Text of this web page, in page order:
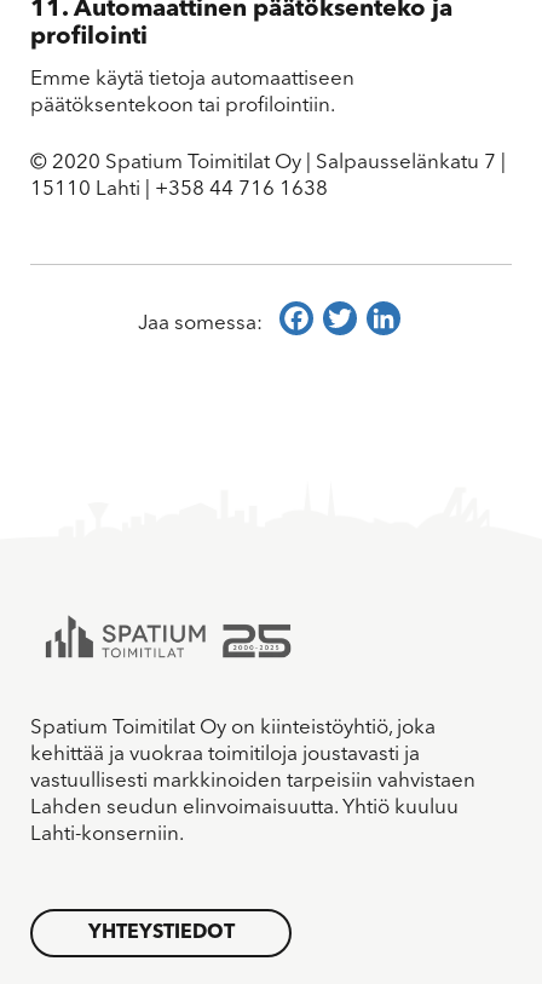
11. Automaattinen päätöksenteko ja
profilointi
Emme käytä tietoja automaattiseen
päätöksentekoon tai profilointiin.
© 2020 Spatium Toimitilat Oy | Salpausselänkatu 7 |
15110 Lahti | +358 44 716 1638
Jaa somessa: Facebook
Twitter
Spatium Toimitilat Oy on kiinteistöyhtiö, joka
kehittää ja vuokraa toimitiloja joustavasti ja
vastuullisesti markkinoiden tarpeisiin vahvistaen
Lahden seudun elinvoimaisuutta. Yhtiö kuuluu
Lahti-konserniin.
YHTEYSTIEDOT